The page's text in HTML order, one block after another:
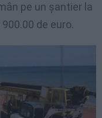
pe un șantier la
de euro.